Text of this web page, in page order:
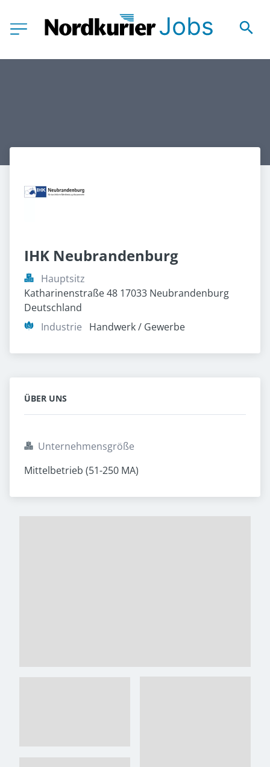
IHK Neubrandenburg
Hauptsitz
Katharinenstraße 48 17033 Neubrandenburg
Deutschland
Industrie
Handwerk / Gewerbe
ÜBER UNS
Unternehmensgröße
Mittelbetrieb (51-250 MA)